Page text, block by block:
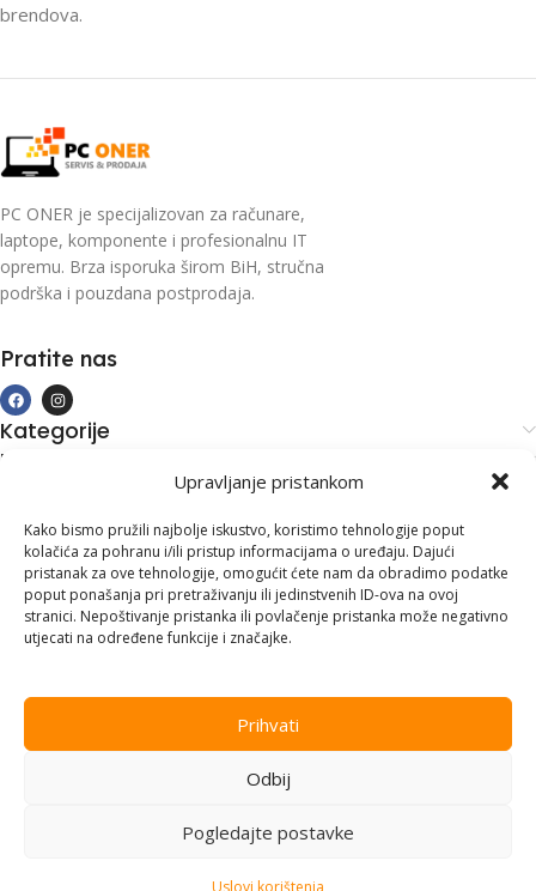
Upravljanje pristankom
Kako bismo pružili najbolje iskustvo, koristimo tehnologije poput
kolačića za pohranu i/ili pristup informacijama o uređaju. Dajući
pristanak za ove tehnologije, omogućit ćete nam da obradimo podatke
poput ponašanja pri pretraživanju ili jedinstvenih ID-ova na ovoj
stranici. Nepoštivanje pristanka ili povlačenje pristanka može negativno
utjecati na određene funkcije i značajke.
Prihvati
Odbij
Pogledajte postavke
Uslovi korištenja
brendova.
PC ONER je specijalizovan za računare,
laptope, komponente i profesionalnu IT
opremu. Brza isporuka širom BiH, stručna
podrška i pouzdana postprodaja.
Pratite nas
Kategorije
Kupovina i podrška
Kontakt informacije
Branilaca Bosne, 75 300 Lukavac
+387 35 555 999
info@pconer.ba
Vision.